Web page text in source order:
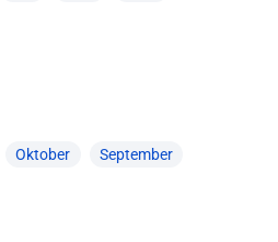
Oktober September